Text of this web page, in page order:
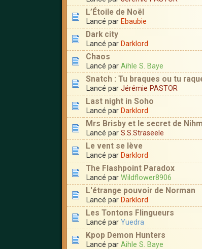
L’Étoile de Noël
Lancé par Ebaubie
Dark city
Lancé par Darklord
Chaos
Lancé par Aihle S. Baye
Snatch : Tu braques ou tu
Lancé par Jérémie PASTOR
Last night in Soho
Lancé par Darklord
Mrs Brisby et le secret de Nihm
Lancé par S.S.Straseele
Le vent se lève
Lancé par Darklord
The Flashpoint Paradox
Lancé par Wildflower8906
L'étrange pouvoir de Norman
Lancé par Darklord
Les Tontons Flingueurs
Lancé par Yuedra
Kpop Demon Hunters
Lancé par Aihle S. Baye